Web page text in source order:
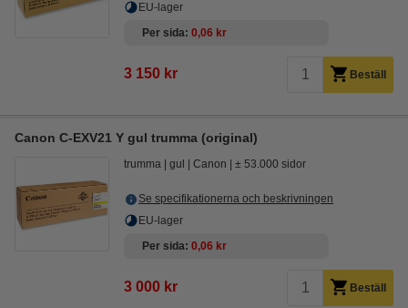
EU-lager
Per sida 0,06 kr
3 150 kr Beställ
Canon C-EXV21 Y gul trumma (original)
trumma gul Canon ± 53.000 sidor
Se specifikationerna och beskrivningen
EU-lager
Per sida 0,06 kr
3 000 kr Beställ